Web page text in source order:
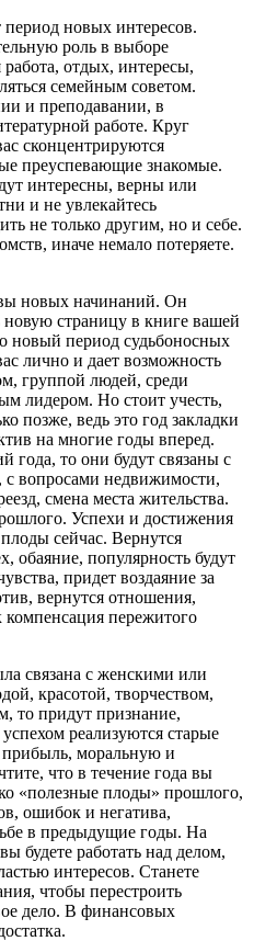
период новых интересов.
роль в выборе
отдых, интересы,
семейным советом.
и преподавании, в
работе. Круг
сконцентрируются
преуспевающие знакомые.
интересны, верны или
и не увлекайтесь
не только другим, но и себе.
иначе немало потеряете.
новых начинаний. Он
страницу в книге вашей
новый период судьбоносных
лично и дает возможность
группой людей, среди
лидером. Но стоит учесть,
позже, ведь это год закладки
на многие годы вперед.
года, то они будут связаны с
вопросами недвижимости,
смена места жительства.
Успехи и достижения
сейчас. Вернутся
обаяние, популярность будут
придет воздаяние за
вернутся отношения,
пережитого
связана с женскими или
красотой, творчеством,
то придут признание,
реализуются старые
моральную и
что в течение года вы
«полезные плоды» прошлого,
ошибок и негатива,
в предыдущие годы. На
будете работать над делом,
интересов. Станете
чтобы перестроить
дело. В финансовых